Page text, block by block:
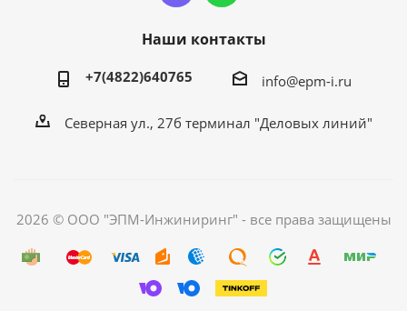
Наши контакты
+7(4822)640765 info@epm-i.ru
Северная ул., 27б терминал "Деловых линий"
2026 © ООО "ЭПМ-Инжиниринг" - все права защищены